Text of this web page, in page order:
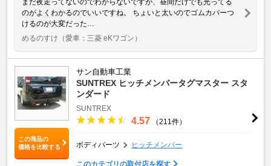
のがよくわかるのでいいですね。 ちょいと太いのでゴムカバーつ
けるのが大変だった…
めるのすけ （愛車：三菱 eKワゴン）
この商品の
価格を比較する
サン自動車工業
SUNTREX ヒッチメンバータグマスター スタ
ンダード
SUNTREX
4.57 （211件）
ボディパーツ ヒッチメンバー
このカテゴリの取付店を探す